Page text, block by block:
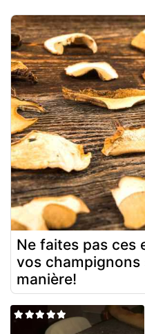
Ne faites pas ces
vos champignons
manière!